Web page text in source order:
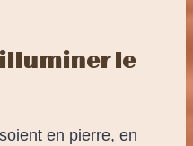
illuminer le
en pierre, en